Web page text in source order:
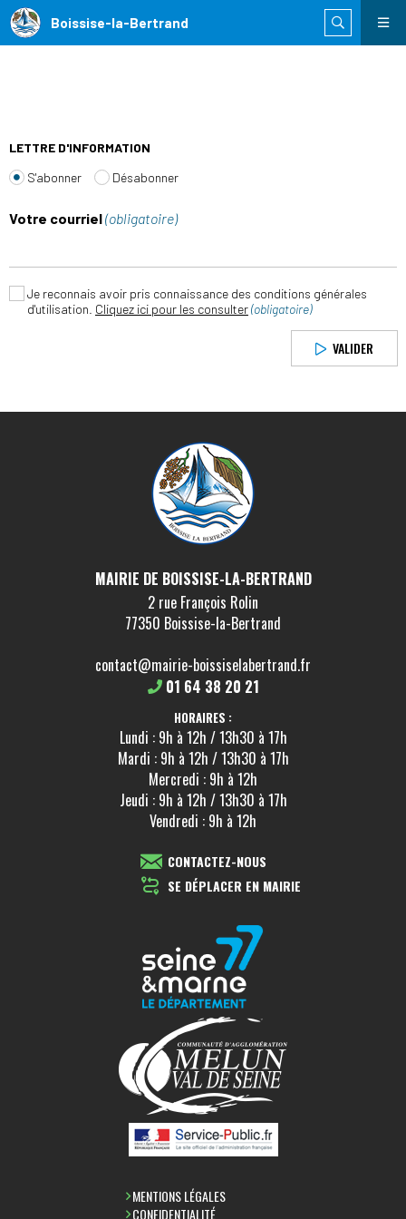
Boissise-la-Bertrand
LETTRE D'INFORMATION
S'abonner
Désabonner
Votre courriel(obligatoire)
Je reconnais avoir pris connaissance des conditions générales
d'utilisation. Cliquez ici pour les consulter(obligatoire)
VALIDER
MAIRIE DE BOISSISE-LA-BERTRAND
2 rue François Rolin
77350 Boissise-la-Bertrand
contact@mairie-boissiselabertrand.fr
01 64 38 20 21
HORAIRES :
Lundi : 9h à 12h / 13h30 à 17h
Mardi : 9h à 12h / 13h30 à 17h
Mercredi : 9h à 12h
Jeudi : 9h à 12h / 13h30 à 17h
Vendredi : 9h à 12h
CONTACTEZ-NOUS
SE DÉPLACER EN MAIRIE
MENTIONS LÉGALES
CONFIDENTIALITÉ